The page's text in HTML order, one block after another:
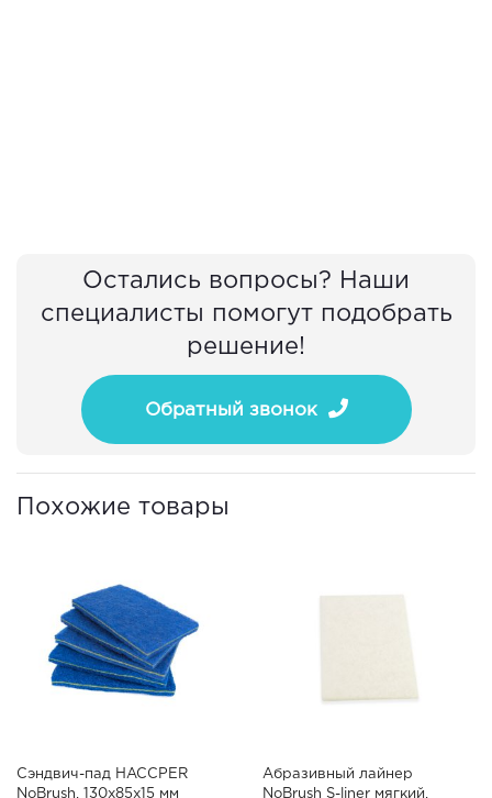
Остались вопросы? Наши
специалисты помогут подобрать
решение!
Обратный звонок
Похожие товары
Сэндвич-пад HACCPER
NoBrush, 130х85х15 мм
Абразивный лайнер
NoBrush S-liner мягкий,